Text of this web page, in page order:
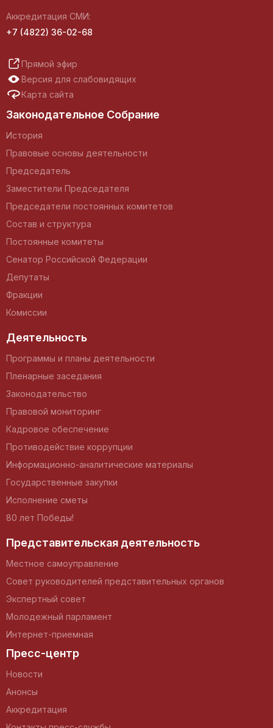
Аккредитация СМИ:
+7 (4822) 36-02-68
Прямой эфир
Версия для слабовидящих
Карта сайта
Законодательное Собрание
История
Правовые основы деятельности
Председатель
Заместители Председателя
Председатели постоянных комитетов
Состав и структура
Постоянные комитеты
Сенатор Российской Федерации
Депутаты
Фракции
Комиссии
Деятельность
Программы и планы деятельности
Пленарные заседания
Законодательство
Правовой мониторинг
Кадровое обеспечение
Противодействие коррупции
Информационно-аналитические материалы
Государственные закупки
Исполнение сметы
80 лет Победы!
Представительская деятельность
Местное самоуправление
Совет руководителей представительных органов
Экспертный совет
Молодежный парламент
Интернет-приемная
Пресс-центр
Новости
Анонсы
Аккредитация